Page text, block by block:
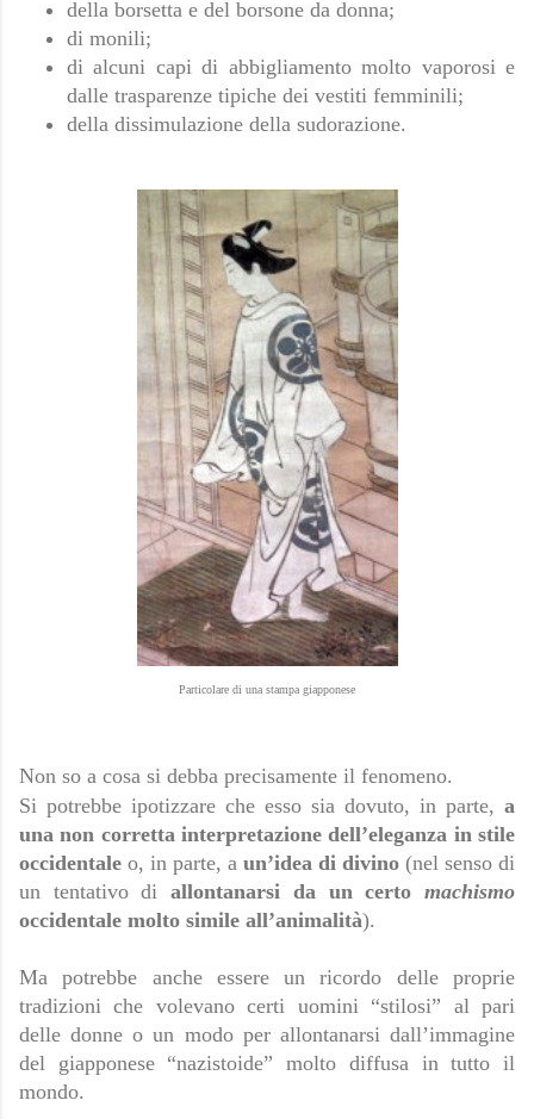
della borsetta e del borsone da donna;
di monili;
di alcuni capi di abbigliamento molto vaporosi e
dalle trasparenze tipiche dei vestiti femminili;
della dissimulazione della sudorazione.
Particolare di una stampa giapponese
Non so a cosa si debba precisamente il fenomeno.
Si potrebbe ipotizzare che esso sia dovuto, in parte, a
una non corretta interpretazione dell’eleganza in stile
occidentale o, in parte, a un’idea di divino (nel senso di
un tentativo diallontanarsi da un certomachismo
occidentale molto simile all’animalità).
Ma potrebbe anche essere un ricordo delle proprie
tradizioni che volevano certi uomini “stilosi” al pari
delle donne o un modo per allontanarsi dall’immagine
del giapponese “nazistoide” molto diffusa in tutto il
mondo.